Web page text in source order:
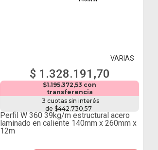
VARIAS
$ 1.328.191,70
$1.195.372,53 con
transferencia
3 cuotas sin interés
de $442.730,57
Perfil W 360 39kg/m estructural acero
laminado en caliente 140mm x 260mm x
12m